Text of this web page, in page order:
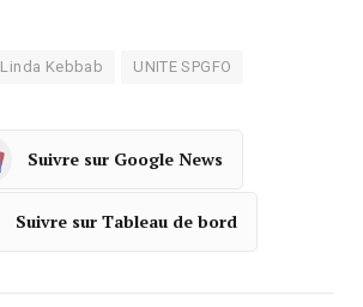
Linda Kebbab UNITE SPGFO
Suivre sur Google News
Suivre sur Tableau de bord